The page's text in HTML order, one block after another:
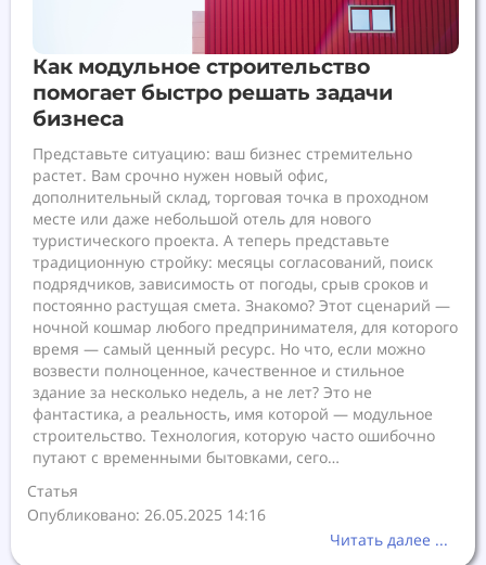
Как модульное строительство
помогает быстро решать задачи
бизнеса
Представьте ситуацию: ваш бизнес стремительно
растет. Вам срочно нужен новый офис,
дополнительный склад, торговая точка в проходном
месте или даже небольшой отель для нового
туристического проекта. А теперь представьте
традиционную стройку: месяцы согласований, поиск
подрядчиков, зависимость от погоды, срыв сроков и
постоянно растущая смета. Знакомо? Этот сценарий —
ночной кошмар любого предпринимателя, для которого
время — самый ценный ресурс. Но что, если можно
возвести полноценное, качественное и стильное
здание за несколько недель, а не лет? Это не
фантастика, а реальность, имя которой — модульное
строительство. Технология, которую часто ошибочно
путают с временными бытовками, сего…
Статья
Опубликовано: 26.05.2025 14:16
Читать далее ...